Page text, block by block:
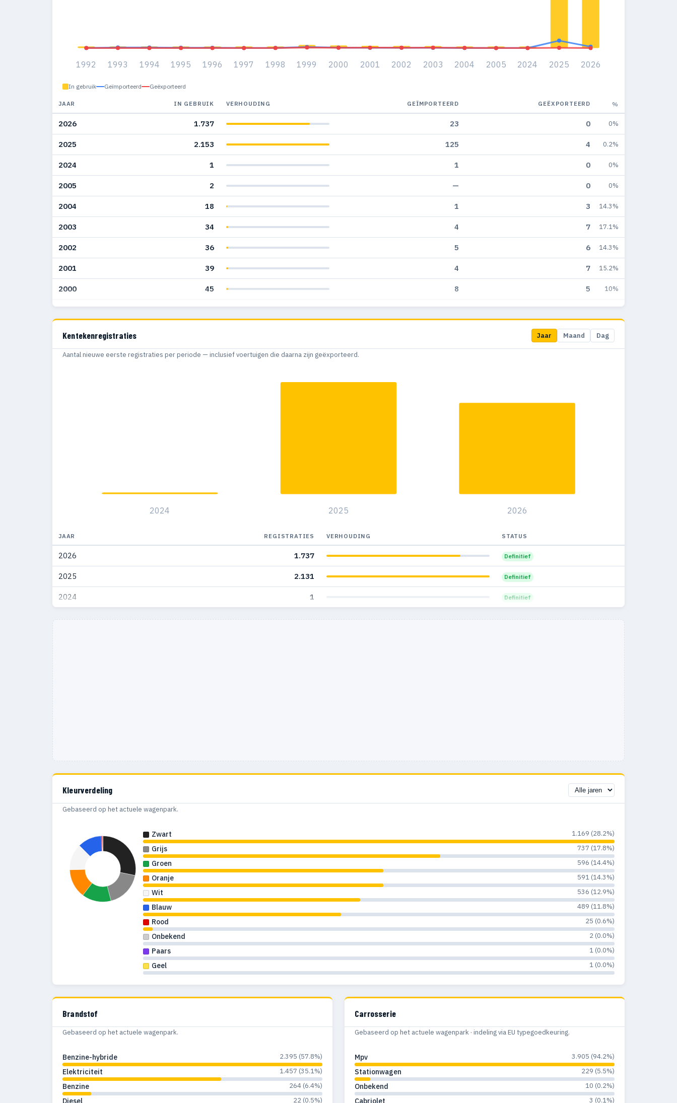
1992 1993 1994 1995 1996 1997 1998 1999 2000 2001 2002 2003 2004 2005 2024 2025 2026
In gebruik Geïmporteerd Geëxporteerd
JAAR IN GEBRUIK VERHOUDING GEÏMPORTEERD GEËXPORTEERD %
2026 1.737 23 0 0%
2025 2.153 125 4 0.2%
2024 1 1 0 0%
2005 2 — 0 0%
2004 18 1 3 14.3%
2003 34 4 7 17.1%
2002 36 5 6 14.3%
2001 39 4 7 15.2%
2000 45 8 5 10%
1999 52 18 10
1 20%
1997 7 1 0 0%
Kentekenregistraties Jaar Maand Dag
Aantal nieuwe eerste registraties per periode — inclusief voertuigen die daarna zijn geëxporteerd.
2024 2025 2026
JAAR REGISTRATIES VERHOUDING STATUS
2026 1.737 Definitief
2025 2.131 Definitief
2024 1 Definitief
Kleurverdeling
Gebaseerd op het actuele wagenpark.
Zwart 1.169 (28.2%)
Grijs 737 (17.8%)
Groen 596 (14.4%)
Oranje 591 (14.3%)
Wit 536 (12.9%)
Blauw 489 (11.8%)
Rood 25 (0.6%)
Onbekend 2 (0.0%)
Paars 1 (0.0%)
Geel 1 (0.0%)
Brandstof
Gebaseerd op het actuele wagenpark.
Benzine-hybride 2.395 (57.8%)
Elektriciteit 1.457 (35.1%)
Benzine 264 (6.4%)
Diesel 22 (0.5%)
Carrosserie
Gebaseerd op het actuele wagenpark · indeling via EU typegoedkeuring.
Mpv 3.905 (94.2%)
Stationwagen 229 (5.5%)
Onbekend 10 (0.2%)
Cabriolet 3 (0.1%)